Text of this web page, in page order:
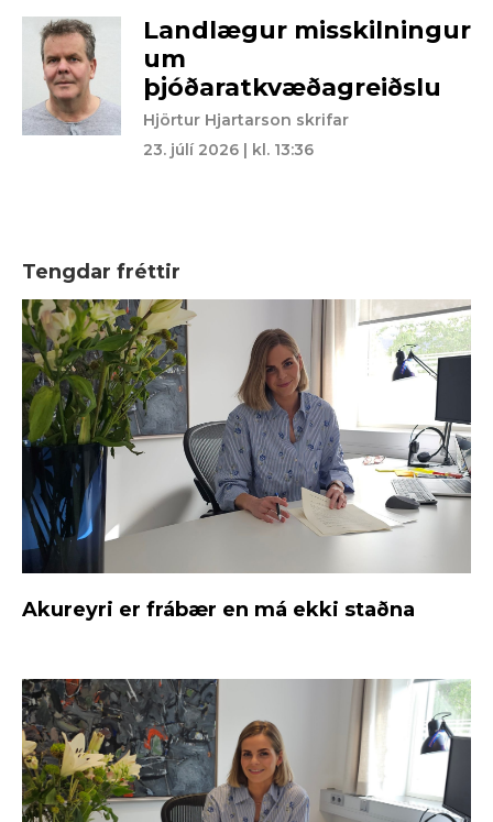
Landlægur misskilningur
um
þjóðaratkvæðagreiðslu
Hjörtur Hjartarson skrifar
23. júlí 2026 | kl. 13:36
Tengdar fréttir
Akureyri er frábær en má ekki staðna